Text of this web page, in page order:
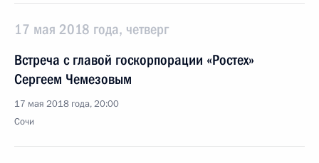
17 мая 2018 года, четверг
Встреча с главой госкорпорации «Ростех»
Сергеем Чемезовым
17 мая 2018 года, 20:00
Сочи